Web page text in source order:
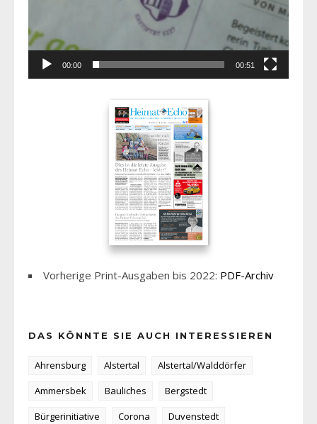
00:00 00:51
Vorherige Print-Ausgaben bis 2022: PDF-Archiv
DAS KÖNNTE SIE AUCH INTERESSIEREN
Ahrensburg Alstertal
Alstertal/Walddörfer
Ammersbek
Bauliches
Bergstedt
Bürgerinitiative
Corona
Duvenstedt